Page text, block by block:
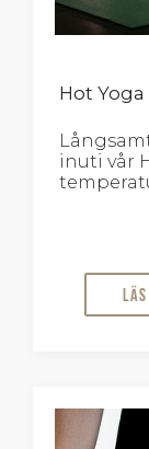
Hot Yoga
inuti vår